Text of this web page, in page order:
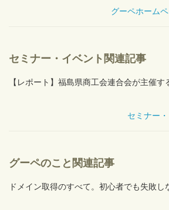
グーペホーム
セミナー・イベント関連記事
【レポート】福島県商工会連合会が主催す
セミナー
グーペのこと関連記事
ドメイン取得のすべて。初心者でも失敗し